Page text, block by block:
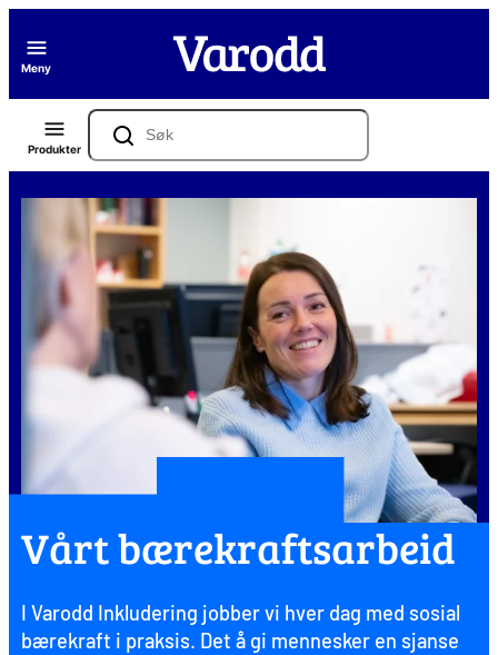
Meny
Produkter
Søk
Vårt bærekraftsarbeid
I Varodd Inkludering jobber vi hver dag med sosial
bærekraft i praksis. Det å gi mennesker en sjanse